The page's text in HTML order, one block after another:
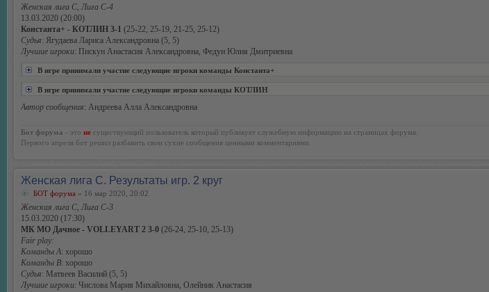
Женская лига С, Лига С-4
13.03.2020 (20:00)
Константа+ - КОТЛИН 3-1 (25-22, 25-19, 21-25, 25-12)
Судья: Ягудаева Лариса Александровна (5, 5)
Лучшие игроки: Пискун Анастасия Александровна, Федун Юлия Дмитриевна
В игре принимали участие следующие игроки команды Константа+
В игре принимали участие следующие игроки команды КОТЛИН
Автор сообщения: Андреева Алла Александровна
Бот форума - это не существующий пользователь который публикует служебную информацию на страницах форума.
Первого апреля бот решил разбавить свои сухие сообщения ценными комментариями.
Женская лига С. Результаты игр. 2 круг
БОТ форума » 16 мар 2020, 20:02
Женская лига С, Лига С-3
15.03.2020 (17:30)
МК МО Дачное - VOLLEYART 2 3-0 (26-24, 25-10, 25-13)
Fair play:
Команды А: хорошо
Команды В: хорошо
Судья: Матвеев Василий (5, 5)
Лучшие игроки: Числова Мария Михайловна, Олейник Анастасия